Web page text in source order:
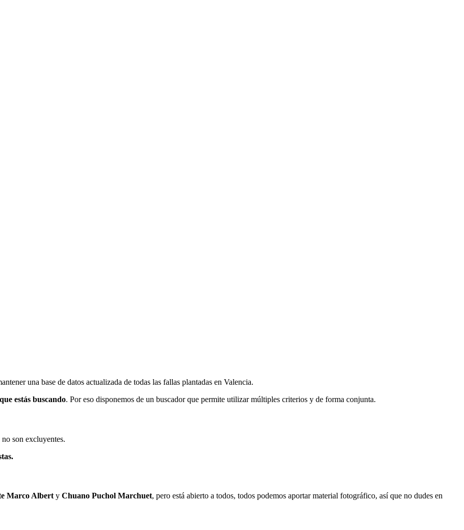
una base de datos actualizada de todas las fallas plantadas en Valencia.
estás buscando. Por eso disponemos de un buscador que permite utilizar múltiples criterios y de forma conjunta.
son excluyentes.
Marco Albert y Chuano Puchol Marchuet, pero está abierto a todos, todos podemos aportar material fotográfico, así que no dudes en